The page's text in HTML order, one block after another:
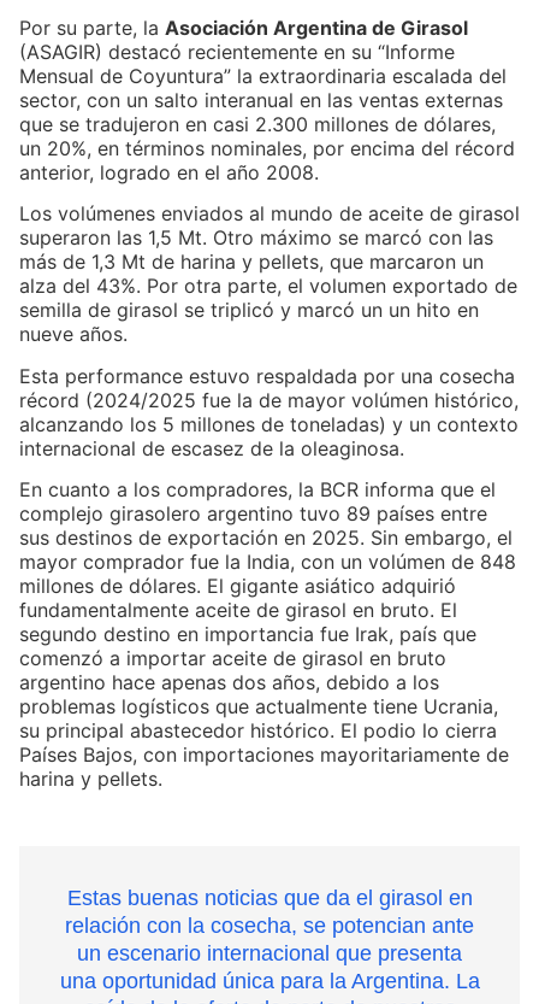
Por su parte, la Asociación Argentina de Girasol
(ASAGIR) destacó recientemente en su “Informe
Mensual de Coyuntura” la extraordinaria escalada del
sector, con un salto interanual en las ventas externas
que se tradujeron en casi 2.300 millones de dólares,
un 20%, en términos nominales, por encima del récord
anterior, logrado en el año 2008.
Los volúmenes enviados al mundo de aceite de girasol
superaron las 1,5 Mt. Otro máximo se marcó con las
más de 1,3 Mt de harina y pellets, que marcaron un
alza del 43%. Por otra parte, el volumen exportado de
semilla de girasol se triplicó y marcó un un hito en
nueve años.
Esta performance estuvo respaldada por una cosecha
récord (2024/2025 fue la de mayor volúmen histórico,
alcanzando los 5 millones de toneladas) y un contexto
internacional de escasez de la oleaginosa.
En cuanto a los compradores, la BCR informa que el
complejo girasolero argentino tuvo 89 países entre
sus destinos de exportación en 2025. Sin embargo, el
mayor comprador fue la India, con un volúmen de 848
millones de dólares. El gigante asiático adquirió
fundamentalmente aceite de girasol en bruto. El
segundo destino en importancia fue Irak, país que
comenzó a importar aceite de girasol en bruto
argentino hace apenas dos años, debido a los
problemas logísticos que actualmente tiene Ucrania,
su principal abastecedor histórico. El podio lo cierra
Países Bajos, con importaciones mayoritariamente de
harina y pellets.
Estas buenas noticias que da el girasol en
relación con la cosecha, se potencian ante
un escenario internacional que presenta
una oportunidad única para la Argentina. La